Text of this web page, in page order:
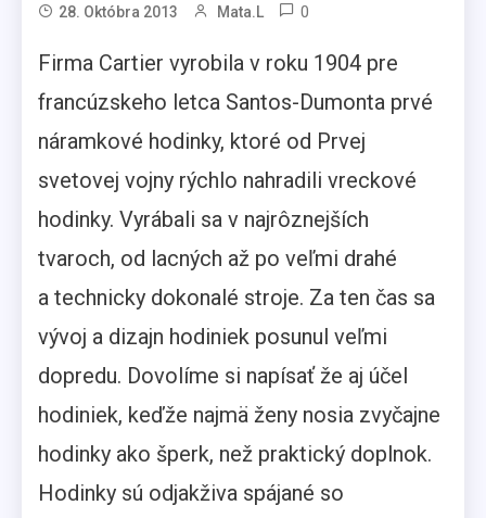
28. Októbra 2013 Mata.l 0
Firma Cartier vyrobila v roku 1904 pre
francúzskeho letca Santos-Dumonta prvé
náramkové hodinky, ktoré od Prvej
svetovej vojny rýchlo nahradili vreckové
hodinky. Vyrábali sa v najrôznejších
tvaroch, od lacných až po veľmi drahé
a technicky dokonalé stroje. Za ten čas sa
vývoj a dizajn hodiniek posunul veľmi
dopredu. Dovolíme si napísať že aj účel
hodiniek, keďže najmä ženy nosia zvyčajne
hodinky ako šperk, než praktický doplnok.
Hodinky sú odjakživa spájané so